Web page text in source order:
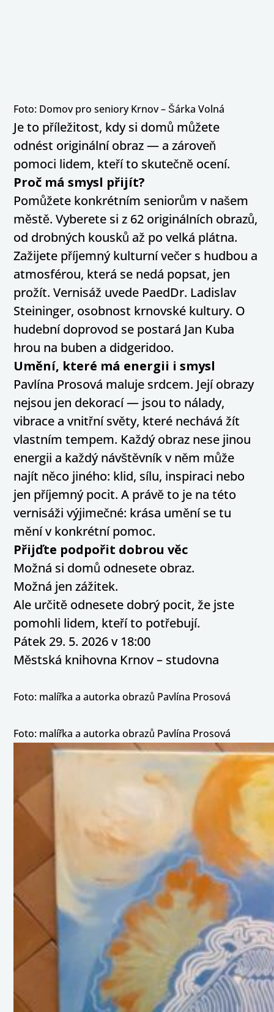
Foto: Domov pro seniory Krnov – Šárka Volná
Je to příležitost, kdy si domů můžete
odnést originální obraz — a zároveň
pomoci lidem, kteří to skutečně ocení.
Proč má smysl přijít?
Pomůžete konkrétním seniorům v našem
městě. Vyberete si z 62 originálních obrazů,
od drobných kousků až po velká plátna.
Zažijete příjemný kulturní večer s hudbou a
atmosférou, která se nedá popsat, jen
prožít. Vernisáž uvede PaedDr. Ladislav
Steininger, osobnost krnovské kultury. O
hudební doprovod se postará Jan Kuba
hrou na buben a didgeridoo.
Umění, které má energii i smysl
Pavlína Prosová maluje srdcem. Její obrazy
nejsou jen dekorací — jsou to nálady,
vibrace a vnitřní světy, které nechává žít
vlastním tempem. Každý obraz nese jinou
energii a každý návštěvník v něm může
najít něco jiného: klid, sílu, inspiraci nebo
jen příjemný pocit. A právě to je na této
vernisáži výjimečné: krása umění se tu
mění v konkrétní pomoc.
Přijďte podpořit dobrou věc
Možná si domů odnesete obraz.
Možná jen zážitek.
Ale určitě odnesete dobrý pocit, že jste
pomohli lidem, kteří to potřebují.
Pátek 29. 5. 2026 v 18:00
Městská knihovna Krnov – studovna
Foto: malířka a autorka obrazů Pavlína Prosová
Foto: malířka a autorka obrazů Pavlína Prosová